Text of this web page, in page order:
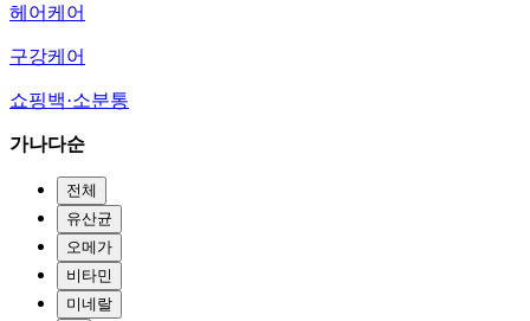
헤어케어
구강케어
쇼핑백·소분통
가나다순
전체
유산균
오메가
비타민
미네랄